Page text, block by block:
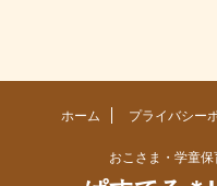
ホーム プライバシー
おこさま・学童